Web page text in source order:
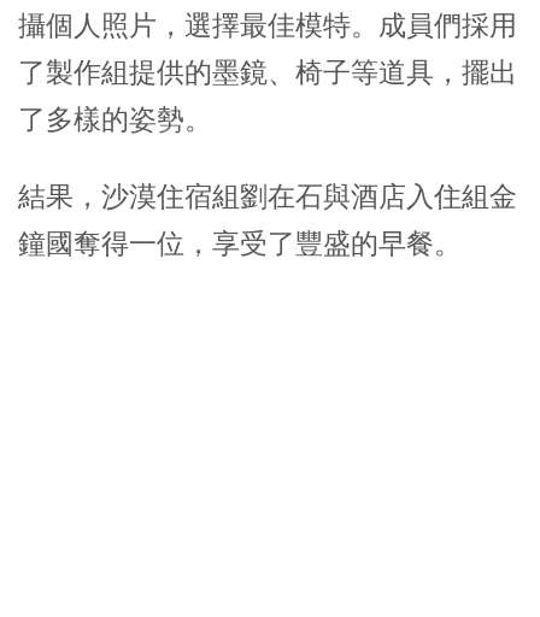
攝個人照片，選擇最佳模特。成員們採用
了製作組提供的墨鏡、椅子等道具，擺出
了多樣的姿勢。
結果，沙漠住宿組劉在石與酒店入住組金
鐘國奪得一位，享受了豐盛的早餐。